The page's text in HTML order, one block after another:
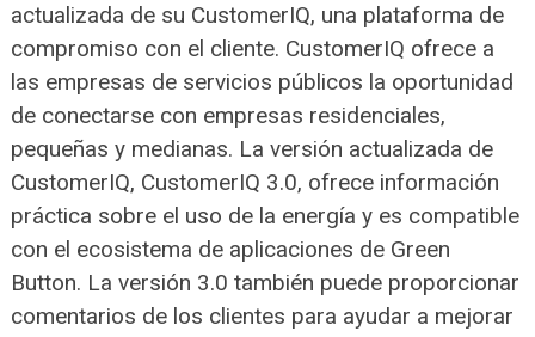
actualizada de su CustomerIQ, una plataforma de
compromiso con el cliente. CustomerIQ ofrece a
las empresas de servicios públicos la oportunidad
de conectarse con empresas residenciales,
pequeñas y medianas. La versión actualizada de
CustomerIQ, CustomerIQ 3.0, ofrece información
práctica sobre el uso de la energía y es compatible
con el ecosistema de aplicaciones de Green
Button. La versión 3.0 también puede proporcionar
comentarios de los clientes para ayudar a mejorar